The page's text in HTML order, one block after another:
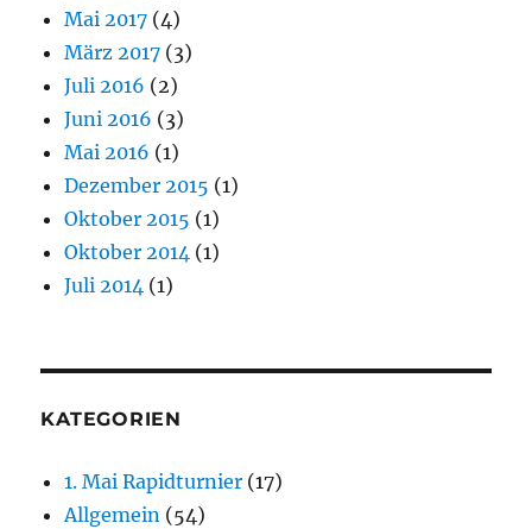
Mai 2017 (4)
März 2017 (3)
Juli 2016 (2)
Juni 2016 (3)
Mai 2016 (1)
Dezember 2015 (1)
Oktober 2015 (1)
Oktober 2014 (1)
Juli 2014 (1)
KATEGORIEN
1. Mai Rapidturnier (17)
Allgemein (54)